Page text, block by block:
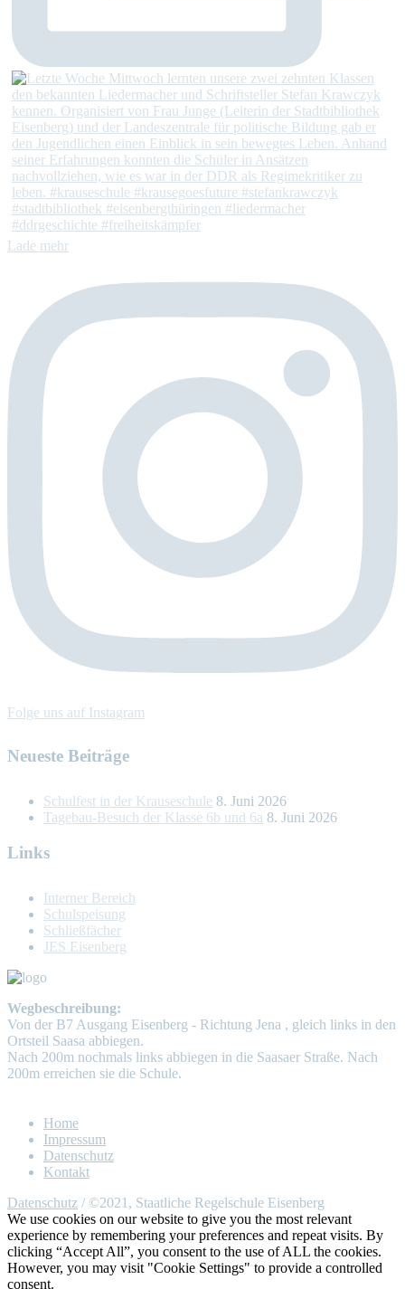
Lade mehr
Folge uns auf Instagram
Neueste Beiträge
Schulfest in der Krauseschule 8. Juni 2026
Tagebau-Besuch der Klasse 6b und 6a 8. Juni 2026
Links
Interner Bereich
Schulspeisung
Schließfächer
JES Eisenberg
Wegbeschreibung:
Von der B7 Ausgang Eisenberg - Richtung Jena , gleich links in den
Ortsteil Saasa abbiegen.
Nach 200m nochmals links abbiegen in die Saasaer Straße. Nach
200m erreichen sie die Schule.
Home
Impressum
Datenschutz
Kontakt
Datenschutz / ©2021, Staatliche Regelschule Eisenberg
We use cookies on our website to give you the most relevant
experience by remembering your preferences and repeat visits. By
clicking “Accept All”, you consent to the use of ALL the cookies.
However, you may visit "Cookie Settings" to provide a controlled
consent.